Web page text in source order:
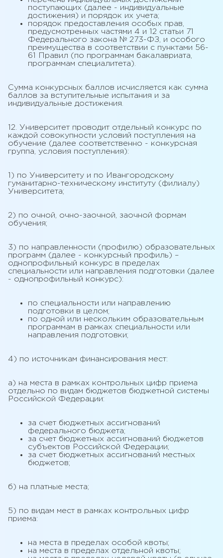
поступающих (далее - индивидуальные
достижения) и порядок их учета;
порядок предоставления особых прав,
предусмотренных частями 4 и 12 статьи 71
Федерального закона № 273-ФЗ, и особого
преимущества в соответствии с пунктами 56-
61 Правил (по программам бакалавриата,
программам специалитета).
Сумма конкурсных баллов исчисляется как сумма
баллов за вступительные испытания и за
индивидуальные достижения.
12. Университет проводит отдельный конкурс по
каждой совокупности условий поступления на
обучение (далее соответственно - конкурсная
группа, условия поступления):
1) по Университету и по Ивангородскому
гуманитарно-техническому институту (филиалу)
Университета;
2) по очной, очно-заочной, заочной формам
обучения;
3) по направленности (профилю) образовательных
программ (далее - конкурсный профиль) –
однопрофильный конкурс в пределах
специальности или направления подготовки (далее
- однопрофильный конкурс):
по специальности или направлению
подготовки в целом;
по одной или нескольким образовательным
программам в рамках специальности или
направления подготовки;
4) по источникам финансирования мест:
а) на места в рамках контрольных цифр приема
отдельно по видам бюджетов бюджетной системы
Российской Федерации:
за счет бюджетных ассигнований
федерального бюджета;
за счет бюджетных ассигнований бюджетов
субъектов Российской Федерации;
за счет бюджетных ассигнований местных
бюджетов;
б) на платные места;
5) по видам мест в рамках контрольных цифр
приема:
на места в пределах особой квоты;
на места в пределах отдельной квоты;